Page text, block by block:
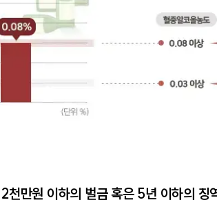
2천만원 이하의 벌금 혹은 5년 이하의 징